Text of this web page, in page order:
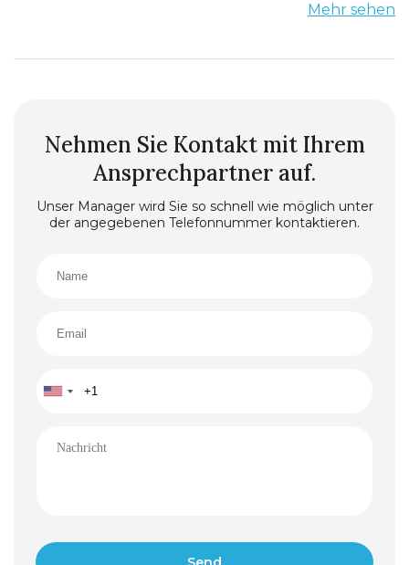
Für weitere Informationen oder eine BesichtigungMehr sehen
Nehmen Sie Kontakt mit Ihrem
Ansprechpartner auf.
Unser Manager wird Sie so schnell wie möglich unter
der angegebenen Telefonnummer kontaktieren.